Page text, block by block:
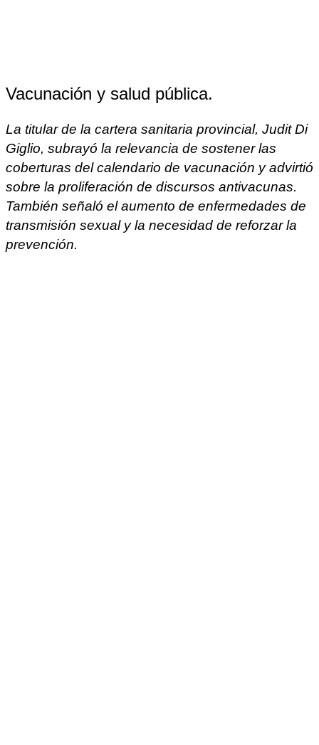
Vacunación y salud pública.
La titular de la cartera sanitaria provincial, Judit Di
Giglio, subrayó la relevancia de sostener las
coberturas del calendario de vacunación y advirtió
sobre la proliferación de discursos antivacunas.
También señaló el aumento de enfermedades de
transmisión sexual y la necesidad de reforzar la
prevención.